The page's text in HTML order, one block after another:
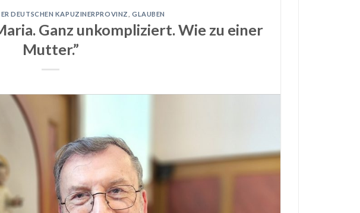
DEUTSCHEN KAPUZINERPROVINZ GLAUBEN
Ganz unkompliziert. Wie zu einer
Mutter.”